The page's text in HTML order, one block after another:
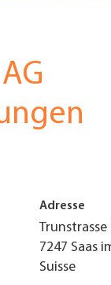
Adresse
Trunstrasse
7247 Saas
Suisse